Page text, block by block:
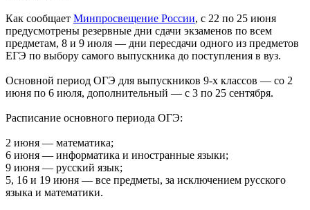
Как сообщает Минпросвещение России, c 22 по 25 июня
предусмотрены резервные дни сдачи экзаменов по всем
предметам, 8 и 9 июля — дни пересдачи одного из предметов
ЕГЭ по выбору самого выпускника до поступления в вуз.
Основной период ОГЭ для выпускников 9-х классов — со 2
июня по 6 июля, дополнительный — с 3 по 25 сентября.
Расписание основного периода ОГЭ:
2 июня — математика;
6 июня — информатика и иностранные языки;
9 июня — русский язык;
5, 16 и 19 июня — все предметы, за исключением русского
языка и математики.